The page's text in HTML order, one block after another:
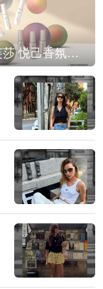
IPSA茵芙莎 悦己香氛凝露上市